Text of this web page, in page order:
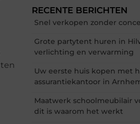
RECENTE BERICHTEN
Snel verkopen zonder
Grote partytent huren in
verlichting en verwarming
Uw eerste huis kopen met
assurantiekantoor in
Maatwerk schoolmeubilair
dit is waarom het werkt